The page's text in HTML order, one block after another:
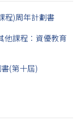
程)周年計劃書
課程︰資優教育
(第十屆)